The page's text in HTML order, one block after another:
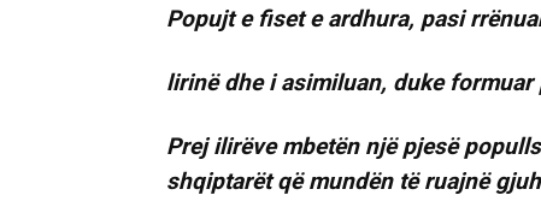
Popujt e fiset e ardhura, pasi
lirinë dhe i asimiluan, duke
Prej ilirëve mbetën një pjesë
shqiptarët që mundën të ruajnë